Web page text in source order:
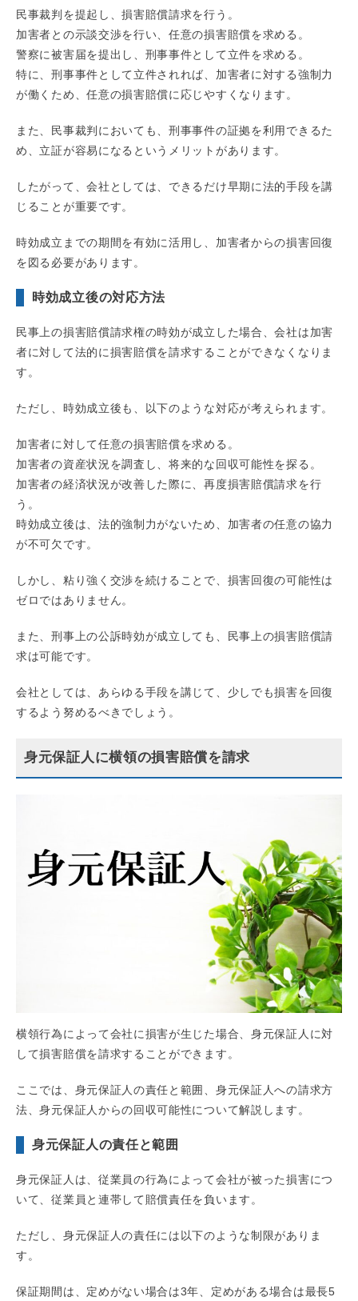
民事裁判を提起し、損害賠償請求を行う。
加害者との示談交渉を行い、任意の損害賠償を求める。
警察に被害届を提出し、刑事事件として立件を求める。
特に、刑事事件として立件されれば、加害者に対する強制力
が働くため、任意の損害賠償に応じやすくなります。
また、民事裁判においても、刑事事件の証拠を利用できるた
め、立証が容易になるというメリットがあります。
したがって、会社としては、できるだけ早期に法的手段を講
じることが重要です。
時効成立までの期間を有効に活用し、加害者からの損害回復
を図る必要があります。
時効成立後の対応方法
民事上の損害賠償請求権の時効が成立した場合、会社は加害
者に対して法的に損害賠償を請求することができなくなりま
す。
ただし、時効成立後も、以下のような対応が考えられます。
加害者に対して任意の損害賠償を求める。
加害者の資産状況を調査し、将来的な回収可能性を探る。
加害者の経済状況が改善した際に、再度損害賠償請求を行
う。
時効成立後は、法的強制力がないため、加害者の任意の協力
が不可欠です。
しかし、粘り強く交渉を続けることで、損害回復の可能性は
ゼロではありません。
また、刑事上の公訴時効が成立しても、民事上の損害賠償請
求は可能です。
会社としては、あらゆる手段を講じて、少しでも損害を回復
するよう努めるべきでしょう。
身元保証人に横領の損害賠償を請求
横領行為によって会社に損害が生じた場合、身元保証人に対
して損害賠償を請求することができます。
ここでは、身元保証人の責任と範囲、身元保証人への請求方
法、身元保証人からの回収可能性について解説します。
身元保証人の責任と範囲
身元保証人は、従業員の行為によって会社が被った損害につ
いて、従業員と連帯して賠償責任を負います。
ただし、身元保証人の責任には以下のような制限がありま
す。
保証期間は、定めがない場合は3年、定めがある場合は最長5